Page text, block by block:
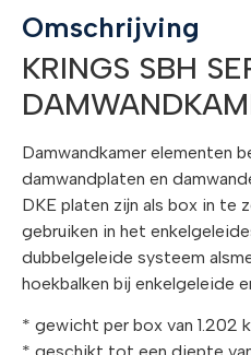
Omschrijving
KRINGS SBH
Damwandkamer elementen
damwandplaten en
DKE platen zijn als box in te
gebruiken in het
dubbelgeleide systeem
hoekbalken bij enkelgeleide
* gewicht per box van 1.202